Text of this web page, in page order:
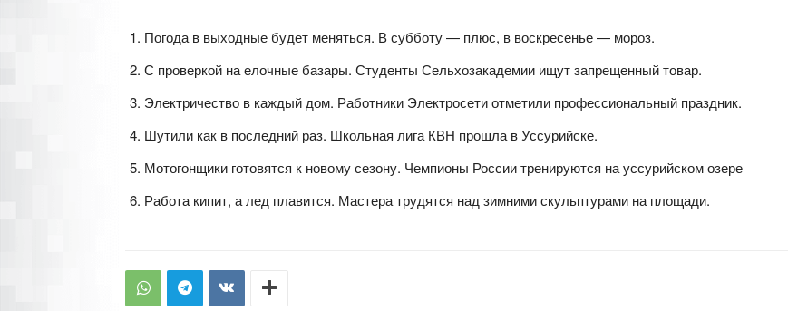
Погода в выходные будет меняться. В субботу — плюс, в воскресенье — мороз.
С проверкой на елочные базары. Студенты Сельхозакадемии ищут запрещенный товар.
Электричество в каждый дом. Работники Электросети отметили профессиональный праздник.
Шутили как в последний раз. Школьная лига КВН прошла в Уссурийске.
Мотогонщики готовятся к новому сезону. Чемпионы России тренируются на уссурийском озере
Работа кипит, а лед плавится. Мастера трудятся над зимними скульптурами на площади.